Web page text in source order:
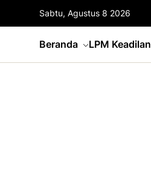
Sabtu, Agustus 8 2026
Beranda LPM Keadilan